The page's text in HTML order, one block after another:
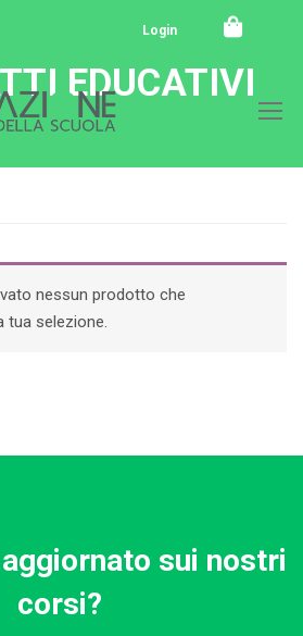
Login
EDUCATIVI
nessun prodotto che
tua selezione.
sui nostri
corsi?